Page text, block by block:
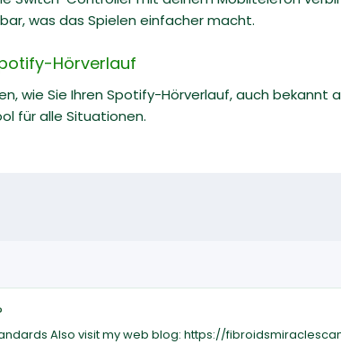
was das Spielen einfacher macht.
Hörverlauf
wie Sie Ihren Spotify-Hörverlauf, auch
für alle Situationen.
Also visit my web blog: https://